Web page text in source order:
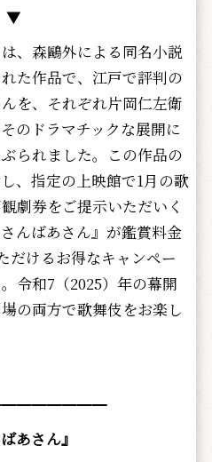
▼
、森鷗外による同名小説
た作品で、江戸で評判の
を、それぞれ片岡仁左衛
のドラマチックな展開に
られました。この作品の
、指定の上映館で1月の歌
劇券をご提示いただいく
んばあさん』が鑑賞料金
だけるお得なキャンペー
令和7（2025）年の幕開
の両方で歌舞伎をお楽し
あさん』